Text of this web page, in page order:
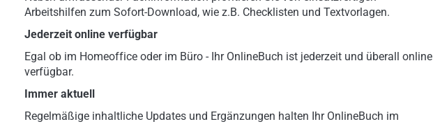
Arbeitshilfen zum Sofort-Download, wie z.B. Checklisten und Textvorlagen.
Jederzeit online verfügbar
Egal ob im Homeoffice oder im Büro - Ihr OnlineBuch ist jederzeit und überall online
verfügbar.
Immer aktuell
Regelmäßige inhaltliche Updates und Ergänzungen halten Ihr OnlineBuch im